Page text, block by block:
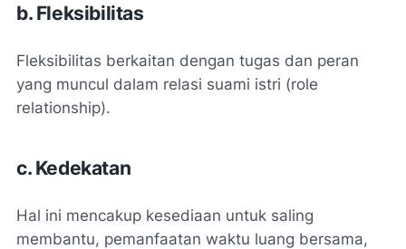
b. Fleksibilitas
Fleksibilitas berkaitan dengan tugas dan peran
yang muncul dalam relasi suami istri (role
relationship).
c. Kedekatan
Hal ini mencakup kesediaan untuk saling
membantu, pemanfaatan waktu luang bersama,